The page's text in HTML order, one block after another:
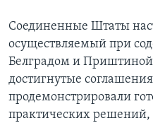
Соединенные Штаты
осуществляемый при
Белградом и Приштиной
достигнутые
продемонстрировали
практических